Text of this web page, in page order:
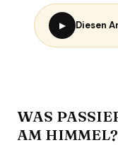
▶ Diesen
WAS
AM HIMMEL?